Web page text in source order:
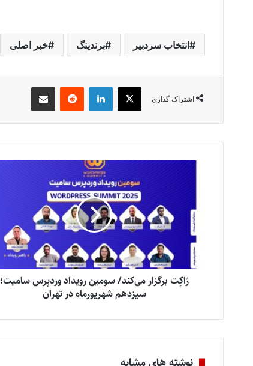
انتخاب سردبیر برندینگ خبر اصلی
اشتراک گذاری
X لینکدین ‫رددیت اشتراک گذاری از طریق ایمیل
ژاکِت برگزار می‌کند/ سومین رویداد وردپرس سامیت؛
سیزدهم شهریورماه در تهران